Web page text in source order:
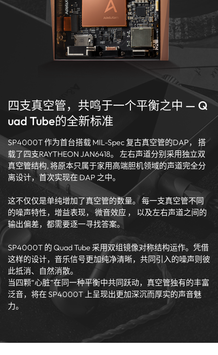
四支真空管，共鸣于一个平衡之中 — Q
uad Tube的全新标准
SP4000T 作为首台搭载 MIL-Spec 复古真空管的DAP， 搭
载了四支RAYTHEON JAN6418。 左右声道分别采用独立双
真空管结构, 将原本只属于家用高端胆机领域的声道完全分
离设计，首次实现在 DAP 之中。
这不仅仅是单纯增加了真空管的数量。 每一支真空管不同
的噪声特性，增益表现， 微音效应 ， 以及左右声道之间的
输出偏差，都需要逐一寻找答案。
SP4000T 的 Quad Tube 采用双组镜像对称结构运作。凭借
这样的设计，音乐信号更加纯净清晰，共同引入的噪声则彼
此抵消、自然消散。
当四颗“心脏”在同一种平衡中共同跃动，真空管独有的丰富
泛音，将在 SP4000T 上呈现出更加深沉而厚实的声音魅
力。